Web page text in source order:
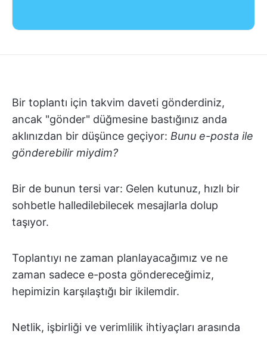
Bir toplantı için takvim daveti gönderdiniz,
ancak "gönder" düğmesine bastığınız anda
aklınızdan bir düşünce geçiyor: Bunu e-posta ile
gönderebilir miydim?
Bir de bunun tersi var: Gelen kutunuz, hızlı bir
sohbetle halledilebilecek mesajlarla dolup
taşıyor.
Toplantıyı ne zaman planlayacağımız ve ne
zaman sadece e-posta göndereceğimiz,
hepimizin karşılaştığı bir ikilemdir.
Netlik, işbirliği ve verimlilik ihtiyaçları arasında